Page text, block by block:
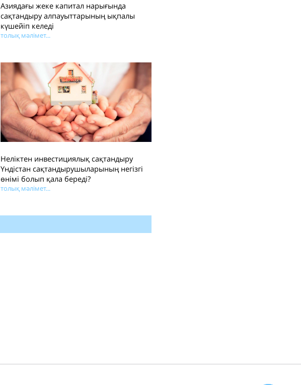
Азиядағы жеке капитал нарығында
сақтандыру алпауыттарының ықпалы
күшейіп келеді
толық мәлімет...
Неліктен инвестициялық сақтандыру
Үндістан сақтандырушыларының негізгі
өнімі болып қала береді?
толық мәлімет...